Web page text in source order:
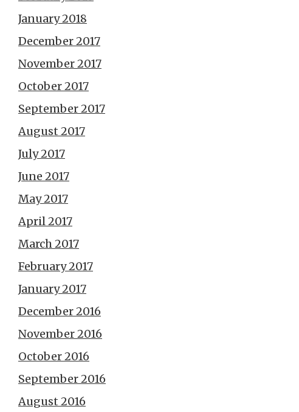
January 2018
December 2017
November 2017
October 2017
September 2017
August 2017
July 2017
June 2017
May 2017
April 2017
March 2017
February 2017
January 2017
December 2016
November 2016
October 2016
September 2016
August 2016